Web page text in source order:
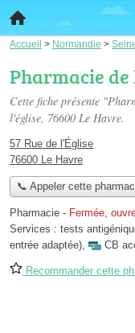
Accueil > Normandie >
Pharmacie de
Cette fiche présente
l'église, 76600 Le Havre.
57 Rue de l'Église
76600 Le Havre
📞 Appeler cette
Pharmacie - Fermée,
Services : tests
entrée adaptée), CB
Recommander cette